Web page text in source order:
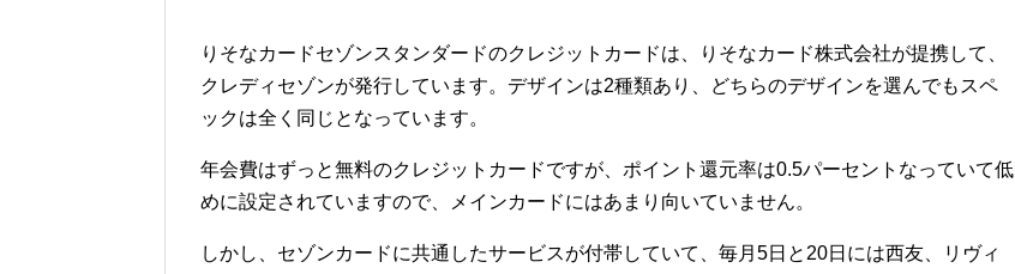
りそなカードセゾンスタンダードのクレジットカードは、りそなカード株式会社が提携して、
クレディセゾンが発行しています。デザインは2種類あり、どちらのデザインを選んでもスペ
ックは全く同じとなっています。
年会費はずっと無料のクレジットカードですが、ポイント還元率は0.5パーセントなっていて低
めに設定されていますので、メインカードにはあまり向いていません。
しかし、セゾンカードに共通したサービスが付帯していて、毎月5日と20日には西友、リヴィ